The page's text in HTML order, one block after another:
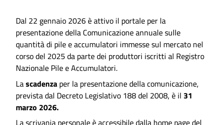
Dal 22 gennaio 2026 è attivo il portale per la
presentazione della Comunicazione annuale sulle
quantità di pile e accumulatori immesse sul mercato nel
corso del 2025 da parte dei produttori iscritti al Registro
Nazionale Pile e Accumulatori.
Lascadenza per la presentazione della comunicazione,
prevista dal Decreto Legislativo 188 del 2008, è il 31
marzo 2026.
La scrivania personale è accessibile dalla home page del